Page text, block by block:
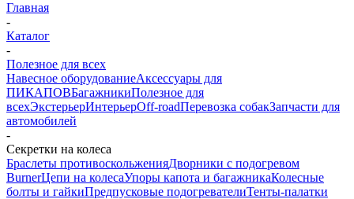
Главная
-
Каталог
-
Полезное для всех
Навесное оборудованиеАксессуары для
ПИКАПОВБагажникиПолезное для
всехЭкстерьерИнтерьерOff-roadПеревозка собакЗапчасти для
автомобилей
-
Секретки на колеса
Браслеты противоскольженияДворники с подогревом
BurnerЦепи на колесаУпоры капота и багажникаКолесные
болты и гайкиПредпусковые подогревателиТенты-палатки